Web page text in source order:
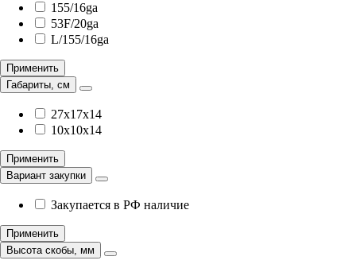
155/16ga
53F/20ga
L/155/16ga
Применить
Габариты, см
27x17x14
10x10x14
Применить
Вариант закупки
Закупается в РФ наличие
Применить
Высота скобы, мм